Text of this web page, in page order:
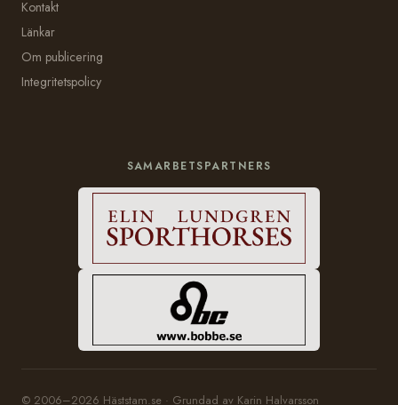
Kontakt
Länkar
Om publicering
Integritetspolicy
SAMARBETSPARTNERS
© 2006–2026 Häststam.se · Grundad av Karin Halvarsson